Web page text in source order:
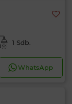
1 Sdb.
WhatsApp